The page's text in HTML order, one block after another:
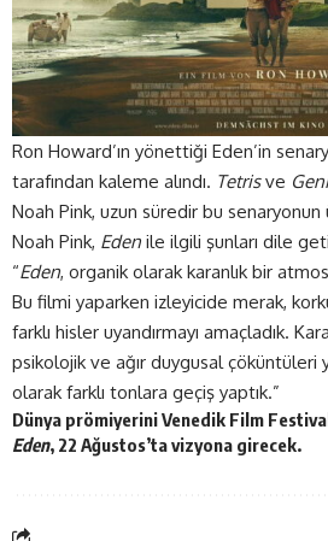
Ron Howard’ın yönettiği Eden’in
tarafından kaleme alındı. Tetrisve
Noah Pink, uzun süredir bu senaryonun
Noah Pink, Eden ile ilgili şunları dile
“Eden, organik olarak karanlık bir
Bu filmi yaparken izleyicide merak,
farklı hisler uyandırmayı amaçladık.
psikolojik ve ağır duygusal çöküntüleri
olarak farklı tonlara geçiş yaptık.”
Dünya prömiyerini Venedik Film
Eden, 22 Ağustos’ta vizyona girecek.